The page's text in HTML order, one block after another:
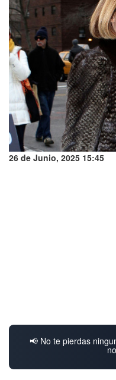
26 de Junio, 2025 15:45
📢 No te pierdas